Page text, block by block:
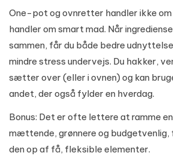
One-pot og ovnretter handler ikke om
handler om smart mad. Når
sammen, får du både bedre
mindre stress undervejs. Du hakker,
sætter over (eller i ovnen) og kan
andet, der også fylder en hverdag.
Bonus: Det er ofte lettere at ramme
mættende, grønnere og budgetvenlig,
den op af få, fleksible elementer.